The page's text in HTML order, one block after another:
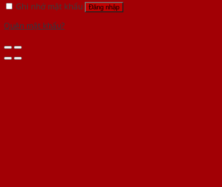
Ghi nhớ mật khẩu
Đăng nhập
Quên mật khẩu?